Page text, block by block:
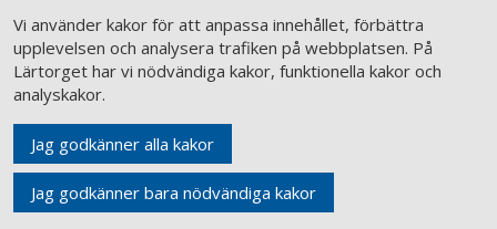
Vi använder kakor för att anpassa innehållet, förbättra
upplevelsen och analysera trafiken på webbplatsen. På
Lärtorget har vi nödvändiga kakor, funktionella kakor och
analyskakor.
Jag godkänner alla kakor
Jag godkänner bara nödvändiga kakor